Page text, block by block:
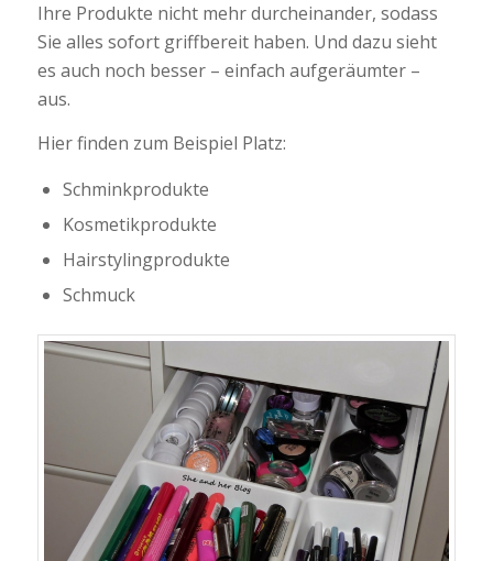
Ihre Produkte nicht mehr durcheinander, sodass
Sie alles sofort griffbereit haben. Und dazu sieht
es auch noch besser – einfach aufgeräumter –
aus.
Hier finden zum Beispiel Platz:
Schminkprodukte
Kosmetikprodukte
Hairstylingprodukte
Schmuck